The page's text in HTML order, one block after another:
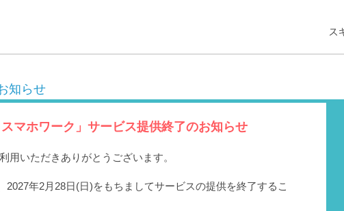
知らせ
スマホワーク」サービス提供終了のお知らせ
用いただきありがとうございます。
2027年2月28日(日)をもちましてサービスの提供を終了するこ